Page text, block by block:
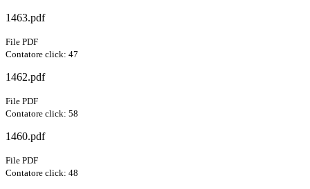
1463.pdf
File PDF
Contatore click: 47
1462.pdf
File PDF
Contatore click: 58
1460.pdf
File PDF
Contatore click: 48